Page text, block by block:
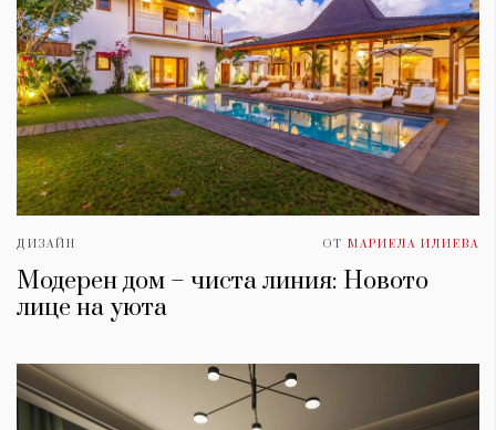
ДИЗАЙН ОТ МАРИЕЛА ИЛИЕВА
Модерен дом – чиста линия: Новото
лице на уюта